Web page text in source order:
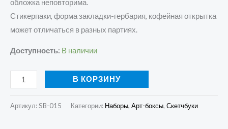
обложка неповторима.
Стикерпаки, форма закладки-гербария, кофейная открытка
может отличаться в разных партиях.
Доступность: В наличии
В КОРЗИНУ
Артикул:SB-015 Категории: Наборы, Арт-боксы, Скетчбуки